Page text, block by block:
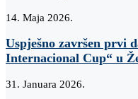
14. Maja 2026.
Uspješno završen prvi
Internacional Cup“ u
31. Januara 2026.